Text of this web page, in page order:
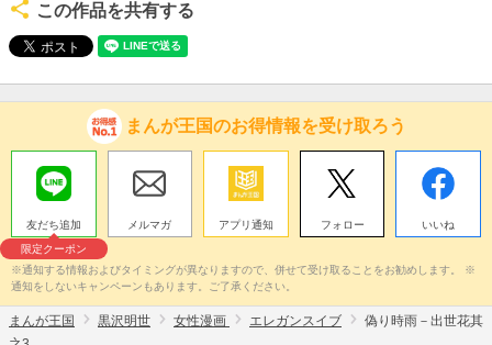
この作品を共有する
まんが王国のお得情報を受け取ろう
友だち追加
限定クーポン
メルマガ アプリ通知 フォロー いいね
※通知する情報およびタイミングが異なりますので、併せて受け取ることをお勧めします。 ※
通知をしないキャンペーンもあります。ご了承ください。
まんが王国 黒沢明世 女性漫画 エレガンスイブ
偽り時雨－出世花其